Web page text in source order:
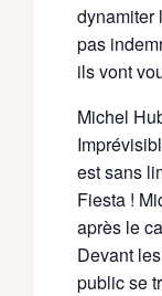
dynamiter
pas
ils vont
Michel
est sans
Fiesta !
après le
Devant
public se